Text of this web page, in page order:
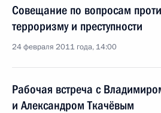
Совещание по вопросам
терроризму и преступности
24 февраля 2011 года, 14:00
Рабочая встреча с
и Александром Ткачёвым